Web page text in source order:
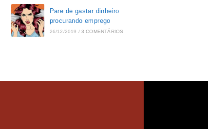
Pare de gastar dinheiro
procurando emprego
26/12/2019 / 3 COMENTÁRIOS